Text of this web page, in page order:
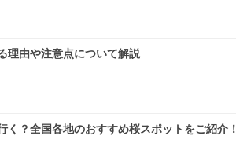
理由や注意点について解説
く？全国各地のおすすめ桜スポットをご紹介！